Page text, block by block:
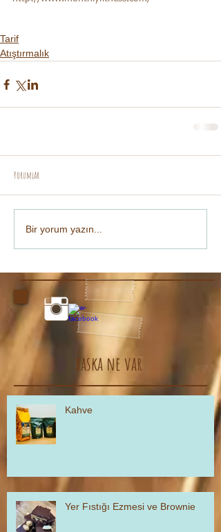
Tarif
Atıştırmalık
Yorumlar
Bir yorum yazın...
baska ne var
Kahve
Yer Fıstığı Ezmesi ve Brownie